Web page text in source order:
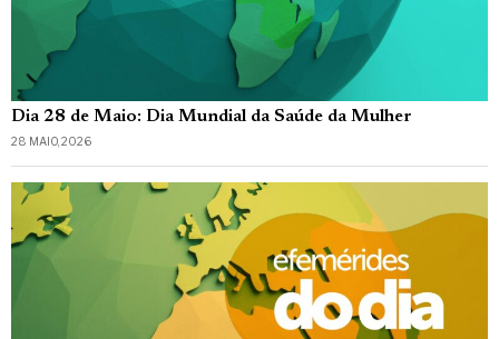
Dia 28 de Maio: Dia Mundial da Saúde da Mulher
28 MAIO, 2026